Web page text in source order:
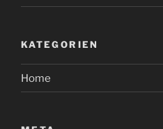
KATEGORIEN
Home